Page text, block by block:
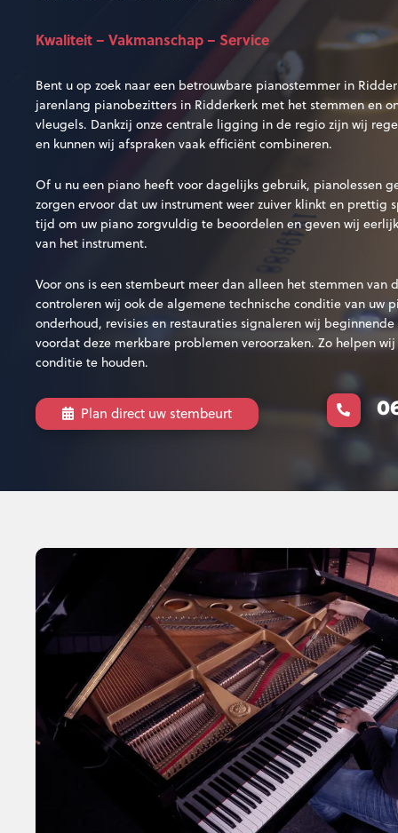
Kwaliteit – Vakmanschap – Service
Bent u op zoek naar een betrouwbare pianostemmer in
jarenlang pianobezitters in Ridderkerk met het stemmen en
vleugels. Dankzij onze centrale ligging in de regio zijn wij
en kunnen wij afspraken vaak efficiënt combineren.
Of u nu een piano heeft voor dagelijks gebruik, pianolessen
zorgen ervoor dat uw instrument weer zuiver klinkt en prettig
tijd om uw piano zorgvuldig te beoordelen en geven wij
van het instrument.
Voor ons is een stembeurt meer dan alleen het stemmen van
controleren wij ook de algemene technische conditie van uw
onderhoud, revisies en restauraties signaleren wij
voordat deze merkbare problemen veroorzaken. Zo helpen
conditie te houden.
Plan direct uw stembeurt